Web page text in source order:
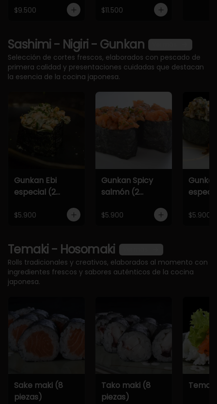
$9.500 $11.500
Sashimi - Nigiri - Gunkan
Selección de cortes frescos, elaborados con pescado de
primera calidad y presentaciones cuidadas que destacan
la esencia de la cocina japonesa.
Gunkan Ebi
especial (2
$5.900
Gunkan Spicy
salmón (2
$5.900 $5.900
Temaki - Hosomaki
Rolls tradicionales y creativos, elaborados al momento con
ingredientes frescos y sabores auténticos de la cocina
japonesa.
Sake maki (8
piezas)
Tako maki (8
piezas)